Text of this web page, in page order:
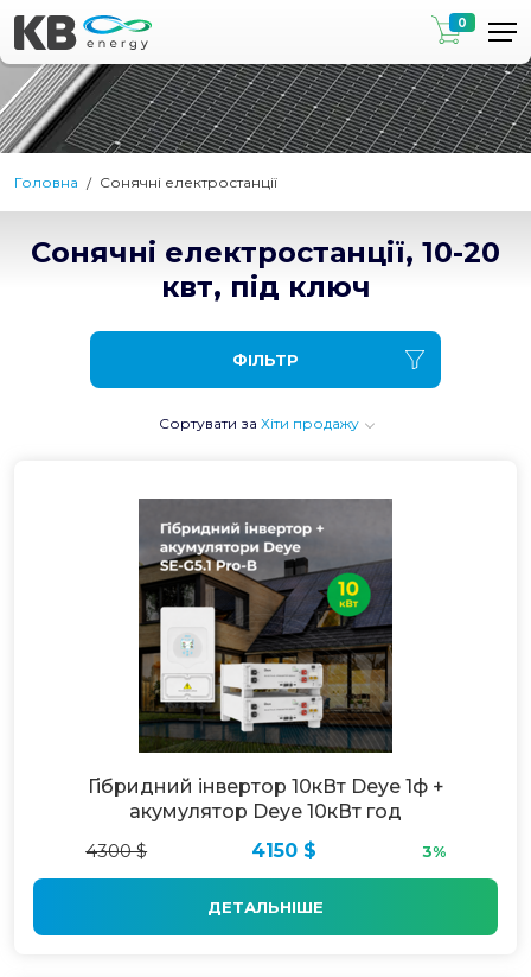
0
Головна Сонячні електростанції
Сонячні електростанції, 10-20
квт, під ключ
ФІЛЬТР
Сортувати за Хіти продажу
Гібридний інвертор 10кВт Deye 1ф +
акумулятор Deye 10кВт год
4300 $
4150 $ 3%
ДЕТАЛЬНІШЕ